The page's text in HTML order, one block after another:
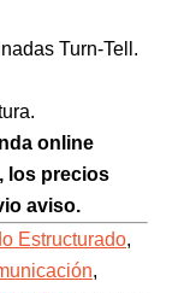
Turn-Tell.
online
los precios
aviso.
Estructurado,
,